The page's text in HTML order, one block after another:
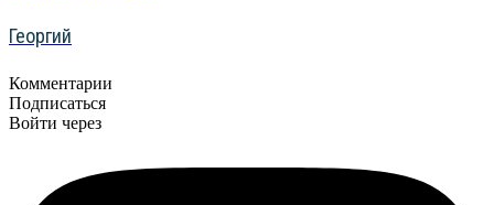
Георгий
Комментарии
Подписаться
Войти через